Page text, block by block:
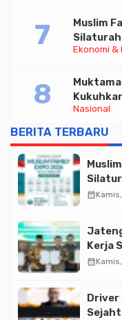
Ekonomi &
Muslim
Halal di
Nasional
Istiqlal
BERITA TERBARU
Halal
calendar_month
Kerja
Triliun
calendar_month
Driver